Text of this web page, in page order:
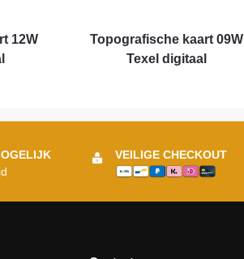
12W
Topografische kaart 09W
Texel digitaal
VEILIGE CHECKOUT